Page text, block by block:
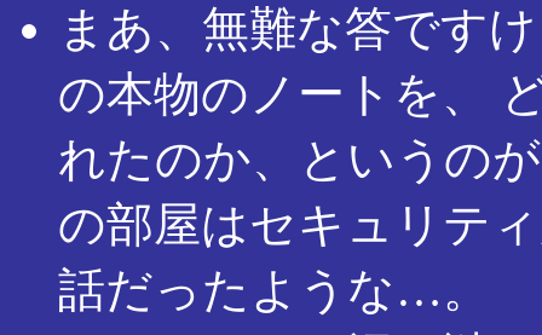
まあ、無難な答です
の本物のノートを、
れたのか、というの
の部屋はセキュリテ
話だったような…。